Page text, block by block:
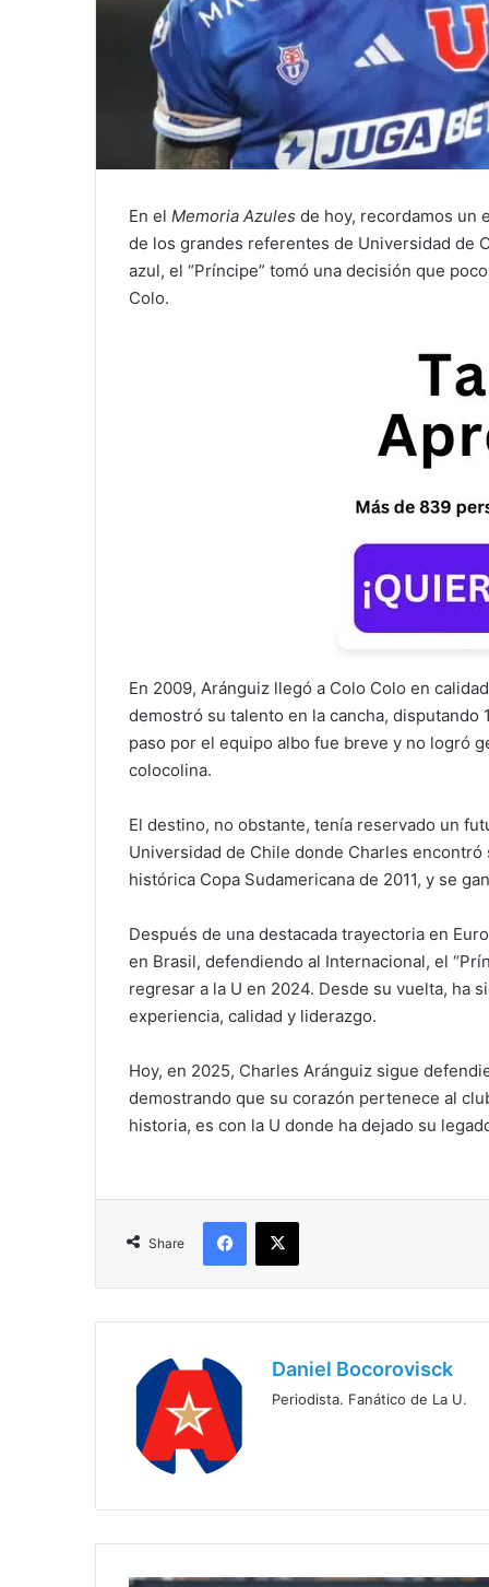
En el Memoria Azules de hoy, recordamos un
de los grandes referentes de Universidad de
azul, el “Príncipe” tomó una decisión que
Colo.
En 2009, Aránguiz llegó a Colo Colo en
demostró su talento en la cancha,
paso por el equipo albo fue breve y no logró
colocolina.
El destino, no obstante, tenía reservado un
Universidad de Chile donde Charles
histórica Copa Sudamericana de 2011, y se
Después de una destacada trayectoria en
en Brasil, defendiendo al Internacional, el
regresar a la U en 2024. Desde su vuelta, ha
experiencia, calidad y liderazgo.
Hoy, en 2025, Charles Aránguiz sigue
demostrando que su corazón pertenece al
historia, es con la U donde ha dejado su
Share
Facebook
X
Daniel Bocorovisck
Periodista. Fanático de La U.